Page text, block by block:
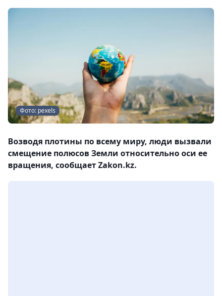
Фото: pexels
Возводя плотины по всему миру, люди вызвали
смещение полюсов Земли относительно оси ее
вращения, сообщает Zakon.kz.